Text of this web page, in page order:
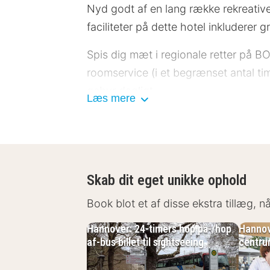
Nyd godt af en lang række
faciliteter på dette hotel inkluderer
Spis dig mæt i regionale retter på
roomservice (i et begrænset antal
bedømt til 4 stars og vises på denne
Gæsterne har blandt andet adgang
Planlægger du et arrangement i
konferencelokaler og 14
Læs mere
Skab dit eget unikke ophold
Book blot et af disse ekstra tillæg,
Hannover: 24-timers hop på-/hop
af-bus billet til sightseeing